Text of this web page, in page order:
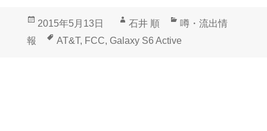
投
2015年5月13日
作
成
石井 順
カ
テ
噂・流出情
報
タ
AT&T, FCC, Galaxy S6 Active